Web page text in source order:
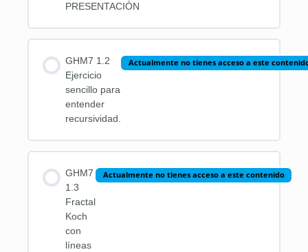
PRESENTACIÓN
GHM7 1.2
Ejercicio
sencillo para
entender
recursividad.
Actualmente no tienes acceso a este
GHM7
1.3
Fractal
Koch
con
líneas
Actualmente no tienes acceso a este contenido